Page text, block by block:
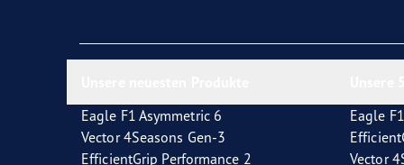
Eagle F1 Asymmetric 6
Vector 4Seasons Gen-3
EfficientGrip Performance 2
Eagle
Vector